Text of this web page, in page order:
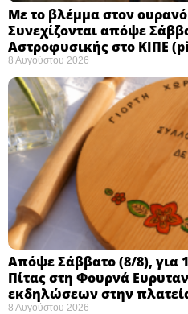
Με το βλέμμα στον
Συνεχίζονται απόψε
Αστροφυσικής στο ΚΙΠΕ
8 Αυγούστου 2026
Απόψε Σάββατο (8/8), για
Πίτας στη Φουρνά
εκδηλώσεων στην
8 Αυγούστου 2026